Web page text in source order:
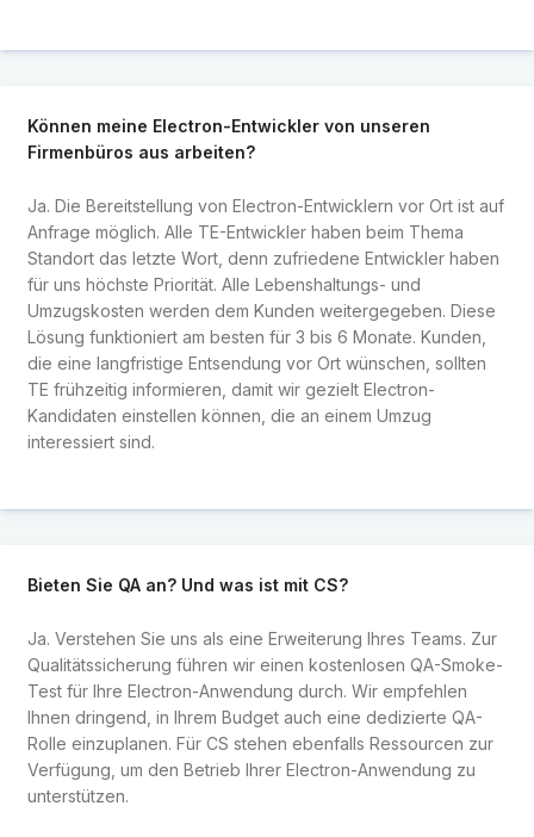
Können meine Electron-Entwickler von unseren
Firmenbüros aus arbeiten?
Ja. Die Bereitstellung von Electron-Entwicklern vor Ort ist auf
Anfrage möglich. Alle TE-Entwickler haben beim Thema
Standort das letzte Wort, denn zufriedene Entwickler haben
für uns höchste Priorität. Alle Lebenshaltungs- und
Umzugskosten werden dem Kunden weitergegeben. Diese
Lösung funktioniert am besten für 3 bis 6 Monate. Kunden,
die eine langfristige Entsendung vor Ort wünschen, sollten
TE frühzeitig informieren, damit wir gezielt Electron-
Kandidaten einstellen können, die an einem Umzug
interessiert sind.
Bieten Sie QA an? Und was ist mit CS?
Ja. Verstehen Sie uns als eine Erweiterung Ihres Teams. Zur
Qualitätssicherung führen wir einen kostenlosen QA-Smoke-
Test für Ihre Electron-Anwendung durch. Wir empfehlen
Ihnen dringend, in Ihrem Budget auch eine dedizierte QA-
Rolle einzuplanen. Für CS stehen ebenfalls Ressourcen zur
Verfügung, um den Betrieb Ihrer Electron-Anwendung zu
unterstützen.